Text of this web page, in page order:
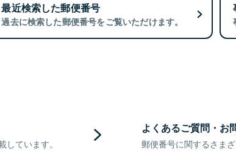
最近検索した郵便番号
過去に検索した郵便番号をご覧いただけます。
ています。
よくあるご質問・お
郵便番号に関するさま